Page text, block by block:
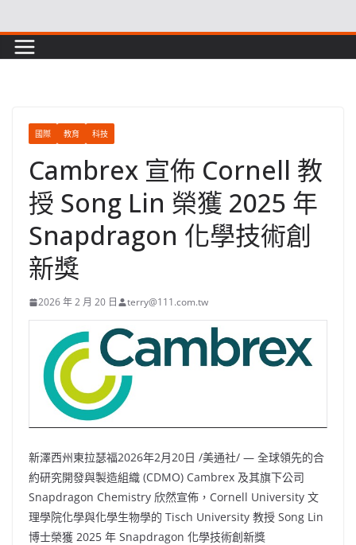
to
content
國際 教育 科技
Cambrex 宣佈 Cornell 教
授 Song Lin 榮獲 2025 年
Snapdragon 化學技術創
新獎
2026 年 2 月 20 日 terry@111.com.tw
新澤西州東拉瑟福2026年2月20日 /美通社/ — 全球領先的合
約研究開發與製造組織 (CDMO) Cambrex 及其旗下公司
Snapdragon Chemistry 欣然宣佈，Cornell University 文
理學院化學與化學生物學的 Tisch University 教授 Song Lin
博士榮獲 2025 年 Snapdragon 化學技術創新獎